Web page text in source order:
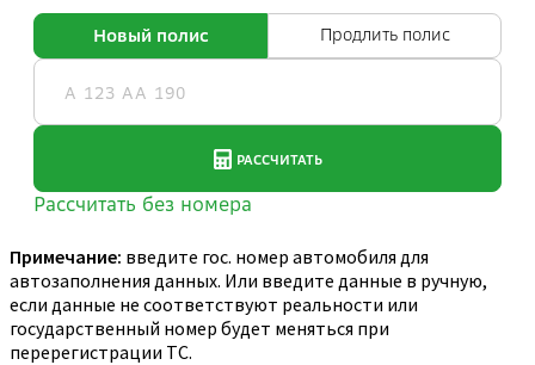
Примечание: введите гос. номер автомобиля для
автозаполнения данных. Или введите данные в ручную,
если данные не соответствуют реальности или
государственный номер будет меняться при
перерегистрации ТС.